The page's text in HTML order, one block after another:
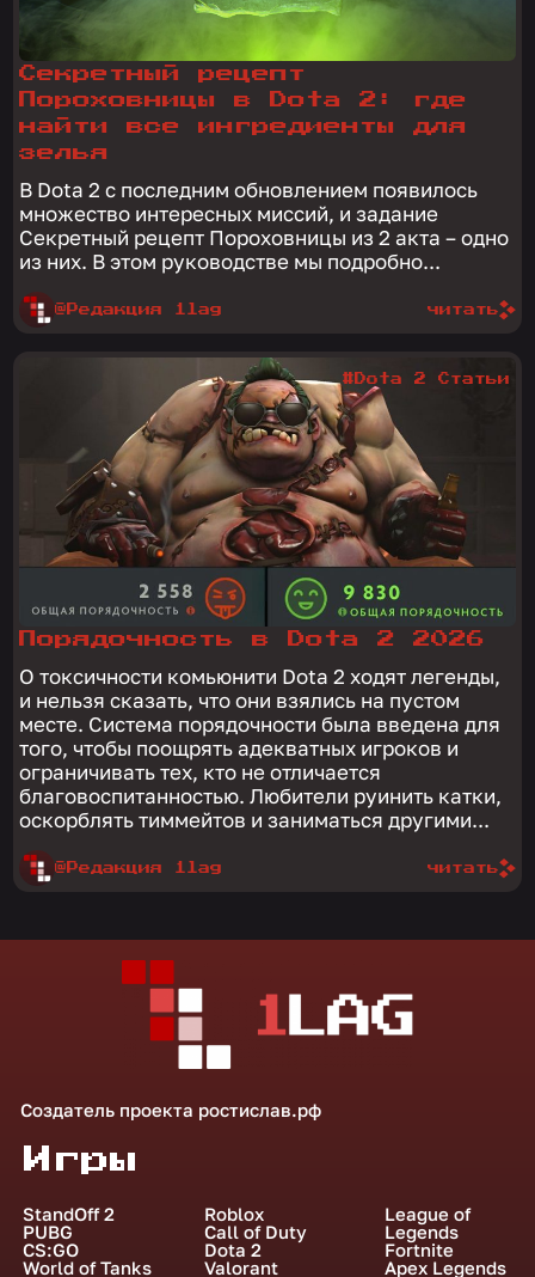
Секретный рецепт
Пороховницы в Dota 2: где
найти все ингредиенты для
зелья
В Dota 2 с последним обновлением появилось
множество интересных миссий, и задание
Секретный рецепт Пороховницы из 2 акта – одно
из них. В этом руководстве мы подробно...
@Редакция 1lag читать
Порядочность в Dota 2 2026
О токсичности комьюнити Dota 2 ходят легенды,
и нельзя сказать, что они взялись на пустом
месте. Система порядочности была введена для
того, чтобы поощрять адекватных игроков и
ограничивать тех, кто не отличается
благовоспитанностью. Любители руинить катки,
оскорблять тиммейтов и заниматься другими...
@Редакция 1lag
#Dota 2 Статьи
читать
Создатель проекта ростислав.рф
Игры
StandOff 2
PUBG
CS:GO
World of Tanks
Roblox
Call of Duty
Dota 2
Valorant
League of
Legends
Fortnite
Apex Legends